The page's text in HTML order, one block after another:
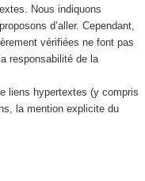
Nous indiquons
d’aller. Cependant,
vérifiées ne font pas
responsabilité de la
liens hypertextes (y compris
la mention explicite du